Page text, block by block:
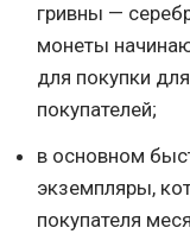
гривны —
монеты
для покупки
покупателей;
в основном
экземпляры,
покупателя